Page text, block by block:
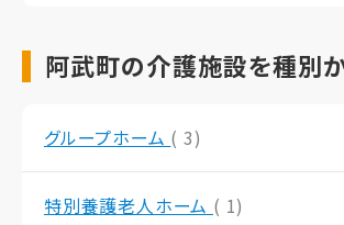
阿武町の介護施設を種別
グループホーム ( 3)
特別養護老人ホーム ( 1)